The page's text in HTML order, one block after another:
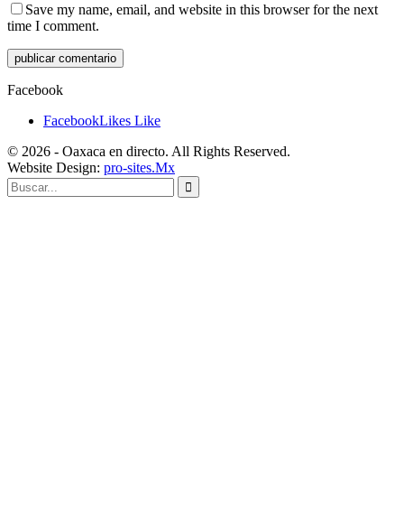
Save my name, email, and website in this browser for the next
time I comment.
Facebook
FacebookLikes Like
© 2026 - Oaxaca en directo. All Rights Reserved.
Website Design: pro-sites.Mx